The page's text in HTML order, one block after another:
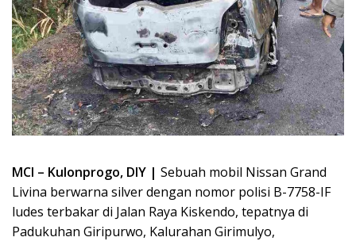
MCI – Kulonprogo, DIY | Sebuah mobil Nissan Grand
Livina berwarna silver dengan nomor polisi B-7758-IF
ludes terbakar di Jalan Raya Kiskendo, tepatnya di
Padukuhan Giripurwo, Kalurahan Girimulyo,